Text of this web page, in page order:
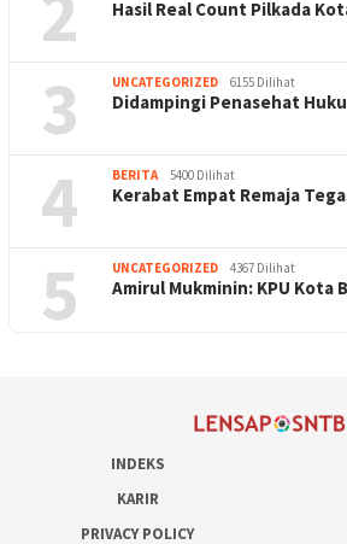
Hasil Real Count Pilkada
3 UNCATEGORIZED 6155 Dilihat
Didampingi Penasehat
4 BERITA 5400 Dilihat
Kerabat Empat Remaja
5 UNCATEGORIZED 4367 Dilihat
Amirul Mukminin: KPU Kota
INDEKS
KARIR
PRIVACY POLICY